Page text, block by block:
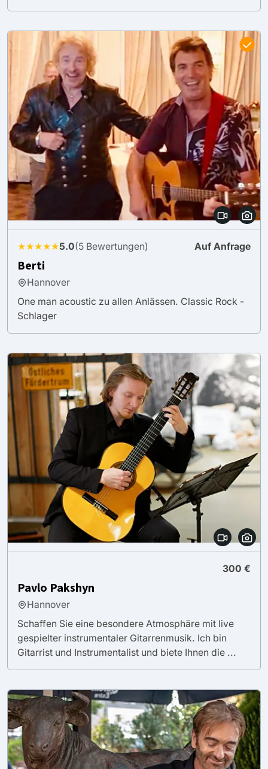
★★★★★5.0(5 Bewertungen) Auf Anfrage
Berti
Hannover
One man acoustic zu allen Anlässen. Classic Rock -
Schlager
300 €
Pavlo Pakshyn
Hannover
Schaffen Sie eine besondere Atmosphäre mit live
gespielter instrumentaler Gitarrenmusik. Ich bin
Gitarrist und Instrumentalist und biete Ihnen die ...